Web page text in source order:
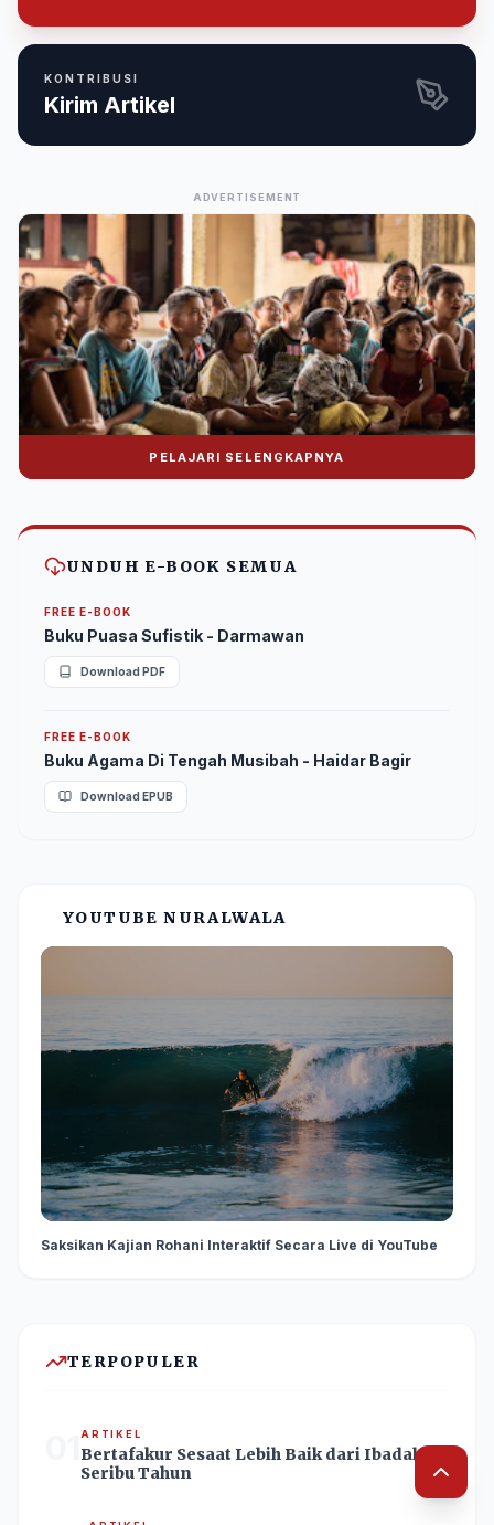
KONTRIBUSI
Kirim Artikel
ADVERTISEMENT
Donasi Nuralwala Foundation
Bantu syiar dakwah melalui platform digital.
PELAJARI SELENGKAPNYA
UNDUH E-BOOK SEMUA
FREE E-BOOK
Buku Puasa Sufistik - Darmawan
Download PDF
FREE E-BOOK
Buku Agama Di Tengah Musibah - Haidar Bagir
Download EPUB
YOUTUBE NURALWALA
Saksikan Kajian Rohani Interaktif Secara Live di YouTube
TERPOPULER
ARTIKEL
Bertafakur Sesaat Lebih Baik dari Ibadah
Seribu Tahun